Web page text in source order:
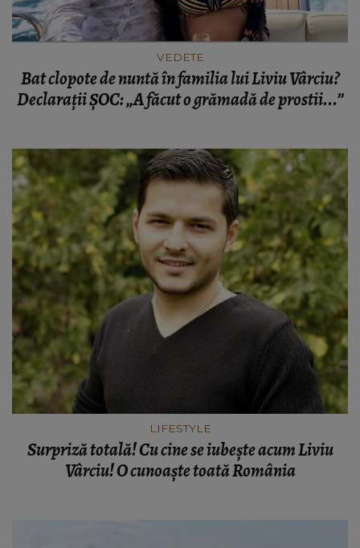
VEDETE
Bat clopote de nuntă în familia lui Liviu Vârciu?
Declarații ȘOC: „A făcut o grămadă de prostii...”
LIFESTYLE
Surpriză totală! Cu cine se iubește acum Liviu
Vârciu! O cunoaște toată România